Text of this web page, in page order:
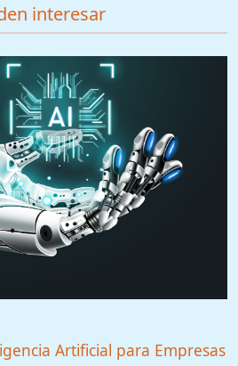
interesar
Artificial para Empresas